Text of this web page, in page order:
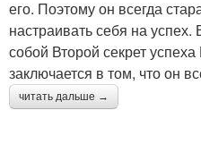
его. Поэтому он всегда
настраивать себя на успех.
собой Второй секрет
заключается в том, что он
читать дальше →